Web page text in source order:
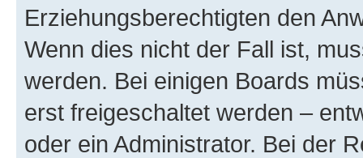
Erziehungsberechtigten den
Wenn dies nicht der Fall ist,
werden. Bei einigen Boards
erst freigeschaltet werden –
oder ein Administrator. Bei der